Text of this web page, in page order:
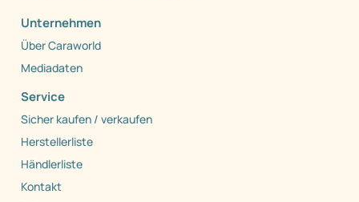
Unternehmen
Über Caraworld
Mediadaten
Service
Sicher kaufen / verkaufen
Herstellerliste
Händlerliste
Kontakt